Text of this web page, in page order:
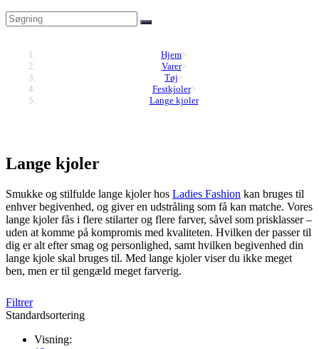
Hjem>
Varer>
Tøj>
Festkjoler>
Lange kjoler
Lange kjoler
Smukke og stilfulde lange kjoler hos Ladies Fashion kan bruges til
enhver begivenhed, og giver en udstråling som få kan matche. Vores
lange kjoler fås i flere stilarter og flere farver, såvel som prisklasser –
uden at komme på kompromis med kvaliteten. Hvilken der passer til
dig er alt efter smag og personlighed, samt hvilken begivenhed din
lange kjole skal bruges til. Med lange kjoler viser du ikke meget
ben, men er til gengæld meget farverig.
Filtrer
Standardsortering
Visning: